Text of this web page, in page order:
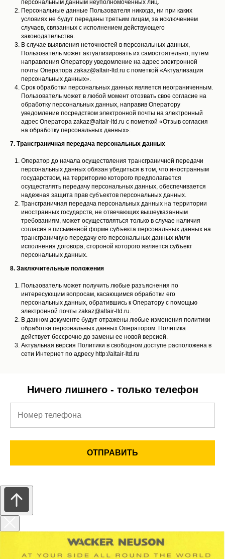
персональным данным неуполномоченных лиц.
Персональные данные Пользователя никогда, ни при каких
условиях не будут переданы третьим лицам, за исключением
случаев, связанных с исполнением действующего
законодательства.
В случае выявления неточностей в персональных данных,
Пользователь может актуализировать их самостоятельно, путем
направления Оператору уведомление на адрес электронной
почты Оператора zakaz@altair-ltd.ru с пометкой «Актуализация
персональных данных».
Срок обработки персональных данных является неограниченным.
Пользователь может в любой момент отозвать свое согласие на
обработку персональных данных, направив Оператору
уведомление посредством электронной почты на электронный
адрес Оператора zakaz@altair-ltd.ru с пометкой «Отзыв согласия
на обработку персональных данных».
7. Трансграничная передача персональных данных
Оператор до начала осуществления трансграничной передачи
персональных данных обязан убедиться в том, что иностранным
государством, на территорию которого предполагается
осуществлять передачу персональных данных, обеспечивается
надежная защита прав субъектов персональных данных.
Трансграничная передача персональных данных на территории
иностранных государств, не отвечающих вышеуказанным
требованиям, может осуществляться только в случае наличия
согласия в письменной форме субъекта персональных данных на
трансграничную передачу его персональных данных и/или
исполнения договора, стороной которого является субъект
персональных данных.
8. Заключительные положения
Пользователь может получить любые разъяснения по
интересующим вопросам, касающимся обработки его
персональных данных, обратившись к Оператору с помощью
электронной почты zakaz@altair-ltd.ru.
В данном документе будут отражены любые изменения политики
обработки персональных данных Оператором. Политика
действует бессрочно до замены ее новой версией.
Актуальная версия Политики в свободном доступе расположена в
сети Интернет по адресу http://altair-ltd.ru
Ничего лишнего - только телефон
ОТПРАВИТЬ